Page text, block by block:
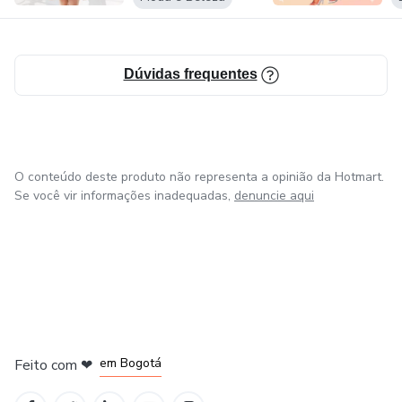
Dúvidas frequentes
O conteúdo deste produto não representa a opinião da Hotmart.
Se você vir informações inadequadas, denuncie aqui
Feito com ❤ em Bogotá